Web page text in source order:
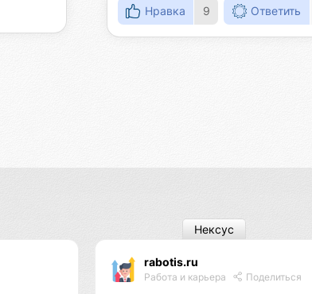
Нравка 9 Ответить
rabotis.ru
Работа и карьера Поделиться
Нексус